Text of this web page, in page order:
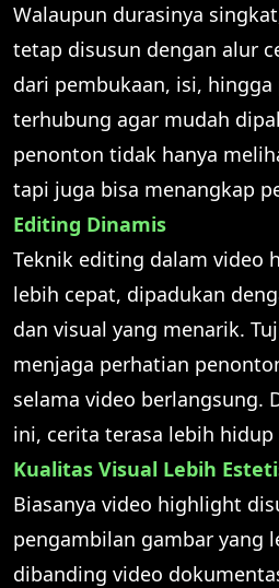
Walaupun durasinya
tetap disusun dengan alur
dari pembukaan, isi,
terhubung agar mudah
penonton tidak hanya
tapi juga bisa menangkap
Editing Dinamis
Teknik editing dalam video
lebih cepat, dipadukan
dan visual yang menarik.
menjaga perhatian
selama video berlangsung.
ini, cerita terasa lebih
Kualitas Visual Lebih
Biasanya video highlight
pengambilan gambar yang
dibanding video